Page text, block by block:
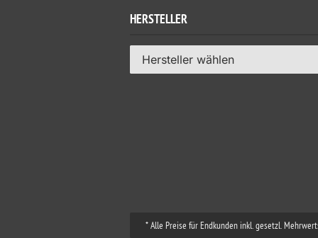
HERSTELLER
Hersteller wählen
* Alle Preise für Endkunden inkl. gesetzl.